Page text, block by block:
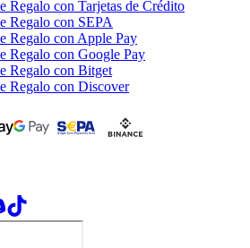
Regalo con Tarjetas de Crédito
Regalo con SEPA
Regalo con Apple Pay
Regalo con Google Pay
Regalo con Bitget
Regalo con Discover